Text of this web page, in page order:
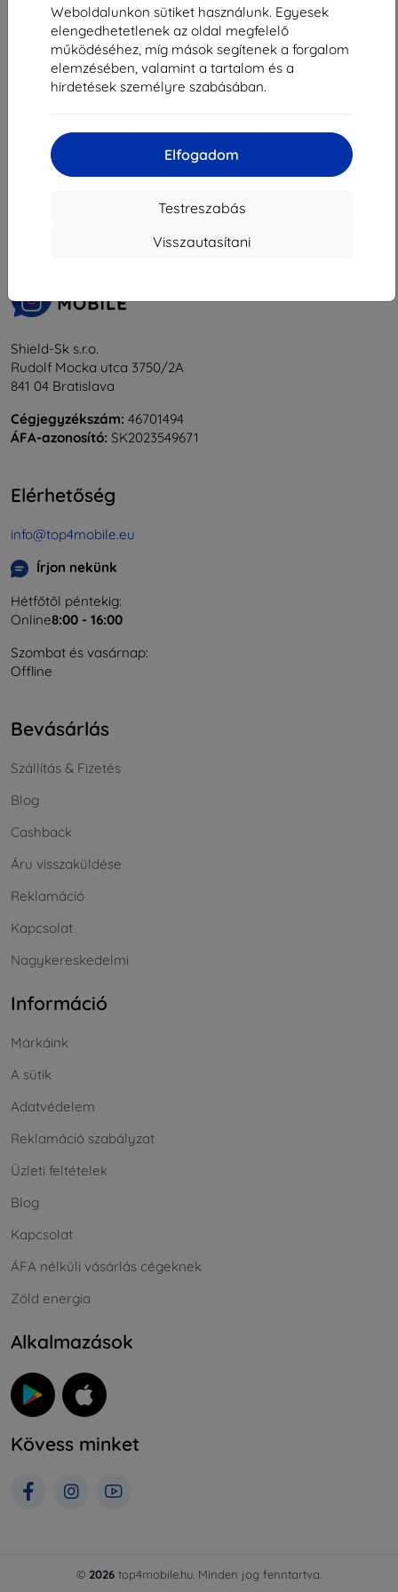
Weboldalunkon sütiket használunk. Egyesek
elengedhetetlenek az oldal megfelelő
működéséhez, míg mások segítenek a forgalom
elemzésében, valamint a tartalom és a
hirdetések személyre szabásában.
Elfogadom
Testreszabás
Visszautasítani
2 601 Ft
Raktáron > 5 darab
2 601 Ft
Raktáron > 5 darab
Összes találat
Shield-Sk s.r.o.
Rudolf Mocka utca 3750/2A
841 04 Bratislava
Cégjegyzékszám: 46701494
ÁFA-azonosító: SK2023549671
Elérhetőség
info@top4mobile.eu
Írjon nekünk
Hétfőtől péntekig:
Online8:00 - 16:00
Szombat és vasárnap:
Offline
Bevásárlás
Szállítás & Fizetés
Blog
Cashback
Áru visszaküldése
Reklamáció
Kapcsolat
Nagykereskedelmi
Információ
Márkáink
A sütik
Adatvédelem
Reklamáció szabályzat
Üzleti feltételek
Blog
Kapcsolat
ÁFA nélküli vásárlás cégeknek
Zöld energia
Alkalmazások
Kövess minket
© 2026 top4mobile.hu. Minden jog fenntartva.